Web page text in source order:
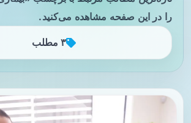
را در این صفحه مشاهده می‌کنید.
۳ مطلب